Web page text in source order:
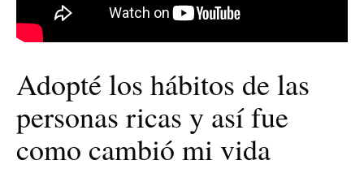
Adopté los hábitos de las
personas ricas y así fue
como cambió mi vida